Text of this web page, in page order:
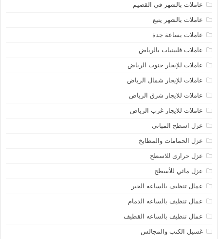
عاملات بالشهر في القصيم
عاملات بالشهر ينبع
عاملات بساعة جدة
عاملات فلبينيات بالرياض
عاملات للإيجار جنوب الرياض
عاملات للإيجار شمال الرياض
عاملات للايجار شرق الرياض
عاملات للايجار غرب الرياض
عزل اسطح المباني
عزل الحمامات والمطابخ
عزل حرارى للاسطح
عزل مائي للأسطح
عمال تنظيف بالساعه الخبر
عمال تنظيف بالساعه الدمام
عمال تنظيف بالساعه القطيف
غسيل الكنب والمجالس